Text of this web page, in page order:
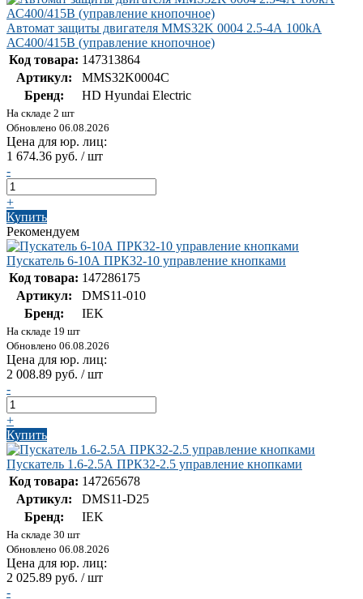
Автомат защиты двигателя MMS32K 0004 2.5-4А 100kA
АС400/415В (управление кнопочное)
Код товара: 147313864
Артикул:
MMS32K0004C
Бренд:
HD Hyundai Electric
На складе 2 шт
Обновлено 06.08.2026
Цена для юр. лиц:
1 674.36 руб. / шт
-
+
Купить
Рекомендуем
Пускатель 6-10А ПРК32-10 управление кнопками
Код товара: 147286175
Артикул:
DMS11-010
Бренд:
IEK
На складе 19 шт
Обновлено 06.08.2026
Цена для юр. лиц:
2 008.89 руб. / шт
-
+
Купить
Пускатель 1.6-2.5А ПРК32-2.5 управление кнопками
Код товара: 147265678
Артикул:
DMS11-D25
Бренд:
IEK
На складе 30 шт
Обновлено 06.08.2026
Цена для юр. лиц:
2 025.89 руб. / шт
-